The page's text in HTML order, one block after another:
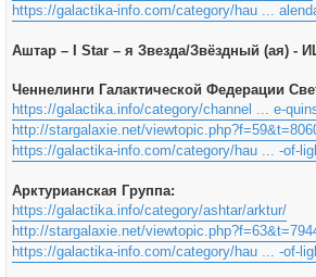
https://galactika-info.com/category/hau ...
Аштар – I Star – я Звезда/Звёздный (ая) -
Ченнелинги Галактической Федерации
https://galactika.info/category/channel ... e-
http://stargalaxie.net/
https://galactika-info.com/category/hau ... -of-
Арктурианская Группа:
https://galactika.info/category/ashtar/arktur/
http://stargalaxie.net/
https://galactika-info.com/category/hau ... -of-